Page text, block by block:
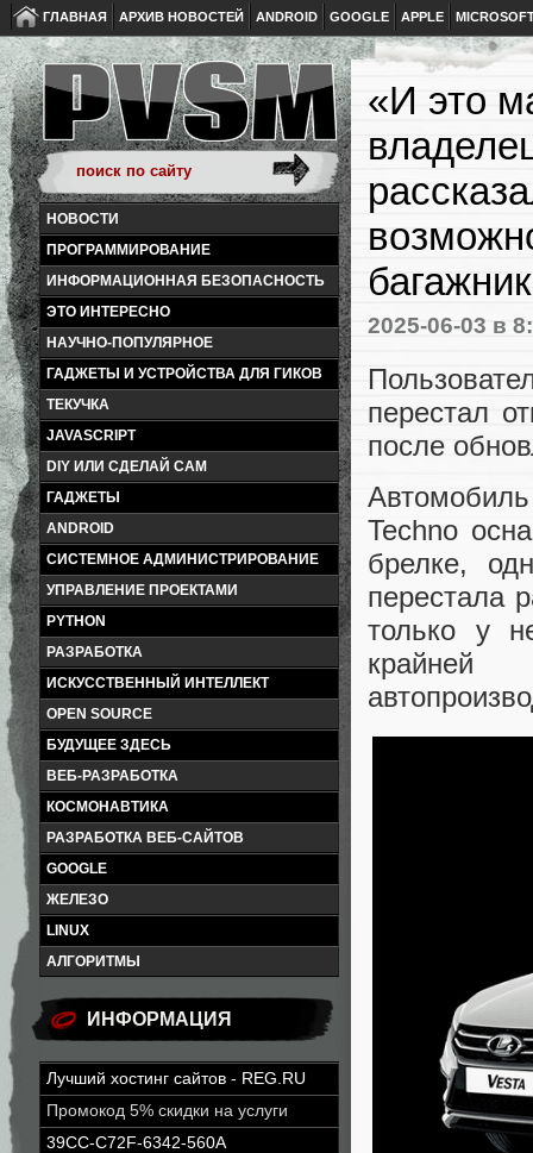
ГЛАВНАЯ АРХИВ НОВОСТЕЙ ANDROID GOOGLE APPLE
НОВОСТИ
ПРОГРАММИРОВАНИЕ
ИНФОРМАЦИОННАЯ БЕЗОПАСНОСТЬ
ЭТО ИНТЕРЕСНО
НАУЧНО-ПОПУЛЯРНОЕ
ГАДЖЕТЫ И УСТРОЙСТВА ДЛЯ ГИКОВ
ТЕКУЧКА
JAVASCRIPT
DIY ИЛИ СДЕЛАЙ САМ
ГАДЖЕТЫ
ANDROID
СИСТЕМНОЕ АДМИНИСТРИРОВАНИЕ
УПРАВЛЕНИЕ ПРОЕКТАМИ
PYTHON
РАЗРАБОТКА
ИСКУССТВЕННЫЙ ИНТЕЛЛЕКТ
OPEN SOURCE
БУДУЩЕЕ ЗДЕСЬ
ВЕБ-РАЗРАБОТКА
КОСМОНАВТИКА
РАЗРАБОТКА ВЕБ-САЙТОВ
GOOGLE
ЖЕЛЕЗО
LINUX
АЛГОРИТМЫ
ИНФОРМАЦИЯ
Лучший хостинг сайтов - REG.RU
Промокод 5% скидки на услуги
39CC-C72F-6342-560A
«И это
2025-06-03 в
перестал
после
Techno
брелке,
перестала
только у
крайней